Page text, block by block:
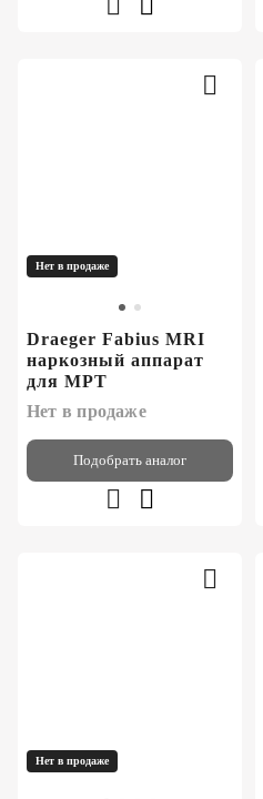
Нет в продаже
Draeger Fabius MRI
наркозный аппарат
для МРТ
Нет в продаже
Подобрать аналог
Нет в продаже